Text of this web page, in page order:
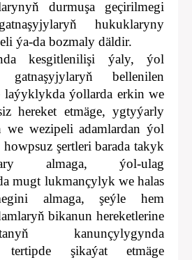
durmuşa geçirilmegi
hukuklaryny
ýa-da bozmaly däldir.
kesgitlenilişi ýaly, ýol
gatnaşyjylaryň bellenilen
laýyklykda ýollarda erkin we
hereket etmäge, ygtyýarly
we wezipeli adamlardan ýol
şertleri barada takyk
almaga, ýol-ulag
mugt lukmançylyk we halas
almaga, şeýle hem
bikanun hereketlerine
kanunçylygynda
tertipde şikaýat etmäge